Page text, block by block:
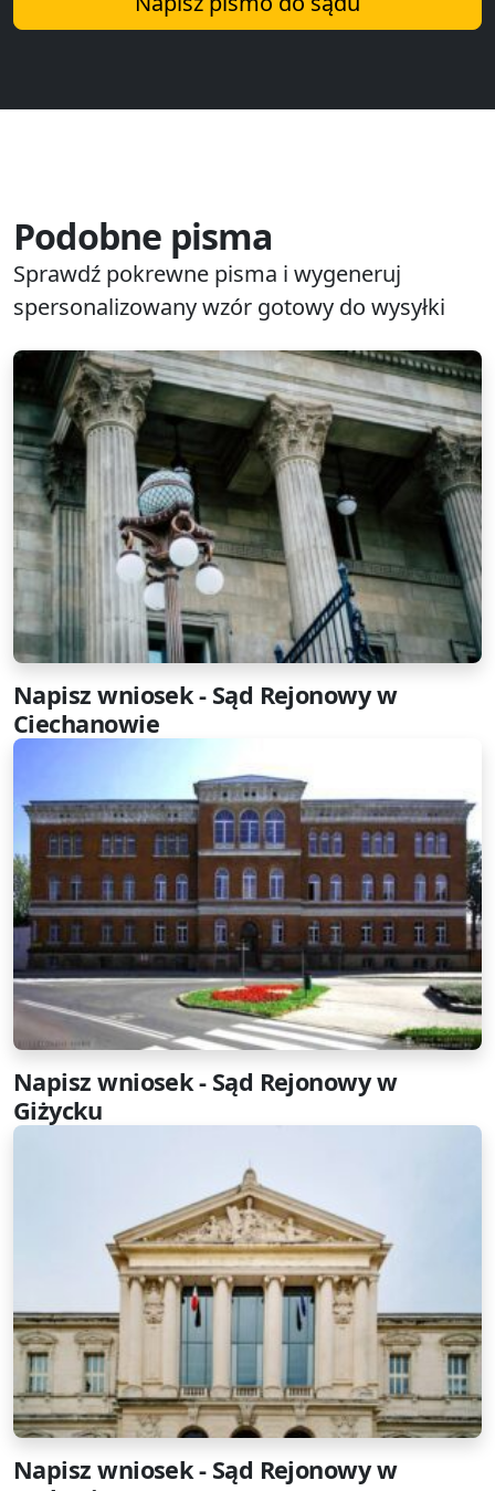
Podobne pisma
Sprawdź pokrewne pisma i wygeneruj
spersonalizowany wzór gotowy do wysyłki
Napisz wniosek - Sąd Rejonowy w
Ciechanowie
Napisz wniosek - Sąd Rejonowy w
Giżycku
Napisz wniosek - Sąd Rejonowy w